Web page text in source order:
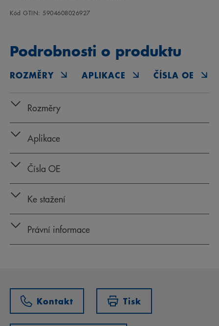
Kód GTIN: 5904608026927
Podrobnosti o produktu
ROZMĚRY APLIKACE ČÍSLA OE
Rozměry
Aplikace
Čísla OE
Ke stažení
Právní informace
Kontakt Tisk